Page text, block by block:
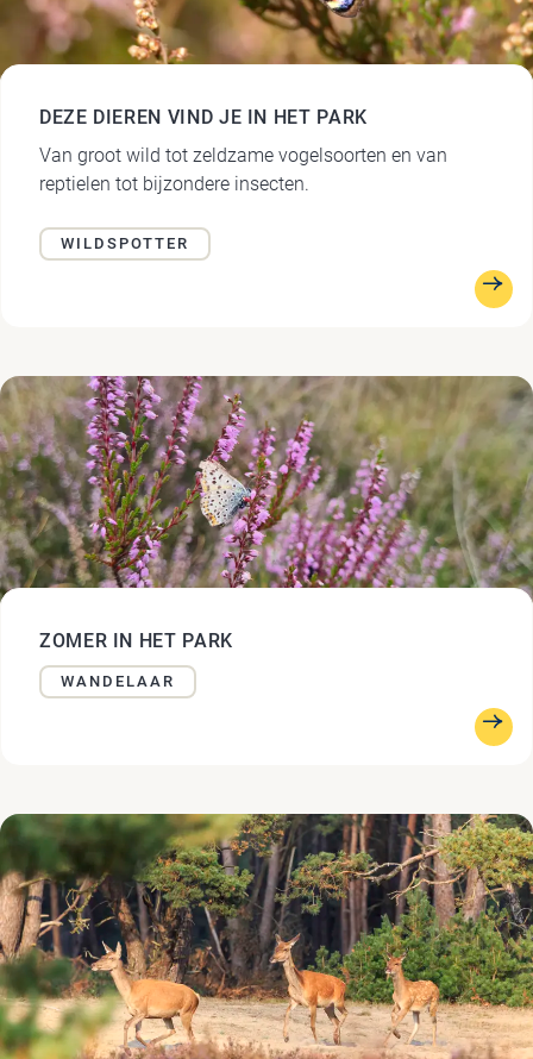
DEZE DIEREN VIND JE IN HET PARK
Van groot wild tot zeldzame vogelsoorten en van
reptielen tot bijzondere insecten.
WILDSPOTTER
ZOMER IN HET PARK
WANDELAAR